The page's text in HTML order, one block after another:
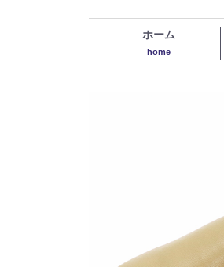
ホーム
home